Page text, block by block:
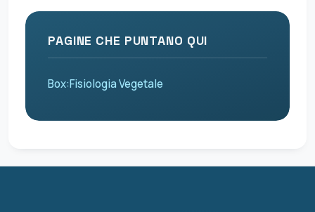
PAGINE CHE PUNTANO QUI
Box:Fisiologia Vegetale